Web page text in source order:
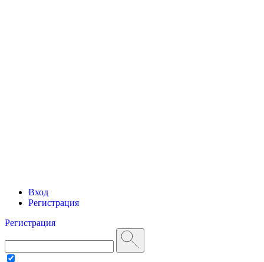
Вход
Регистрация
Регистрация